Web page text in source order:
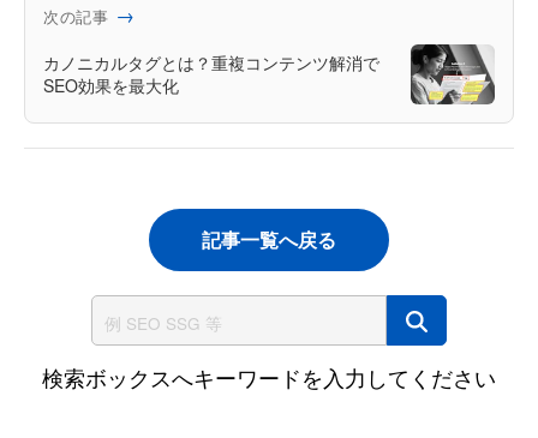
次の記事 →
カノニカルタグとは？重複コンテンツ解消で
SEO効果を最大化
記事一覧へ戻る
サイト内検索
検索ボックスへキーワードを入力してください